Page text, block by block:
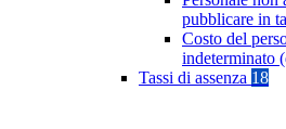
pubblicare in
Costo del
indeterminato
Tassi di assenza 18